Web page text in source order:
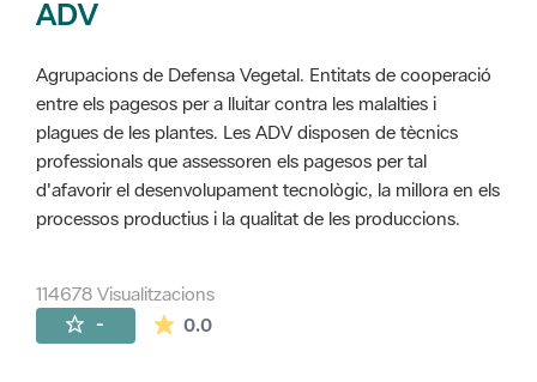
ADV
Agrupacions de Defensa Vegetal. Entitats de cooperació
entre els pagesos per a lluitar contra les malalties i
plagues de les plantes. Les ADV disposen de tècnics
professionals que assessoren els pagesos per tal
d'afavorir el desenvolupament tecnològic, la millora en els
processos productius i la qualitat de les produccions.
114678 Visualitzacions
- 0.0La mitjana de les valoracions és de 0